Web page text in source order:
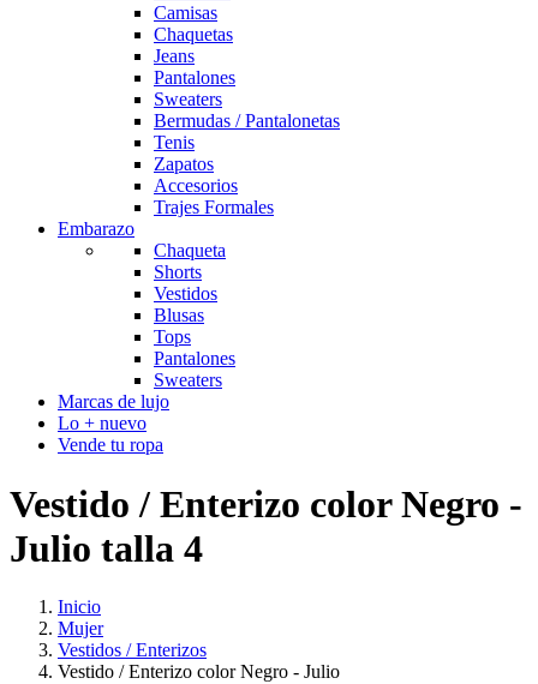
Camisas
Chaquetas
Jeans
Pantalones
Sweaters
Bermudas / Pantalonetas
Tenis
Zapatos
Accesorios
Trajes Formales
Embarazo
Chaqueta
Shorts
Vestidos
Blusas
Tops
Pantalones
Sweaters
Marcas de lujo
Lo + nuevo
Vende tu ropa
Vestido / Enterizo color Negro -
Julio talla 4
Inicio
Mujer
Vestidos / Enterizos
Vestido / Enterizo color Negro - Julio